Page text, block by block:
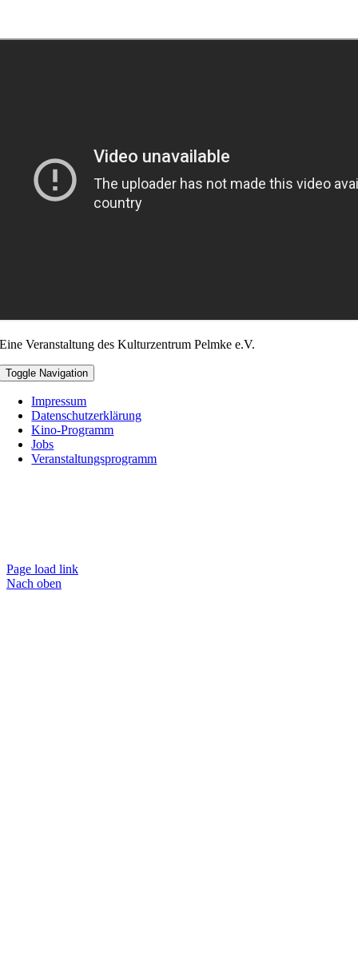
Eine Veranstaltung des Kulturzentrum Pelmke e.V.
Toggle Navigation
Impressum
Datenschutzerklärung
Kino-Programm
Jobs
Veranstaltungsprogramm
Page load link
Nach oben